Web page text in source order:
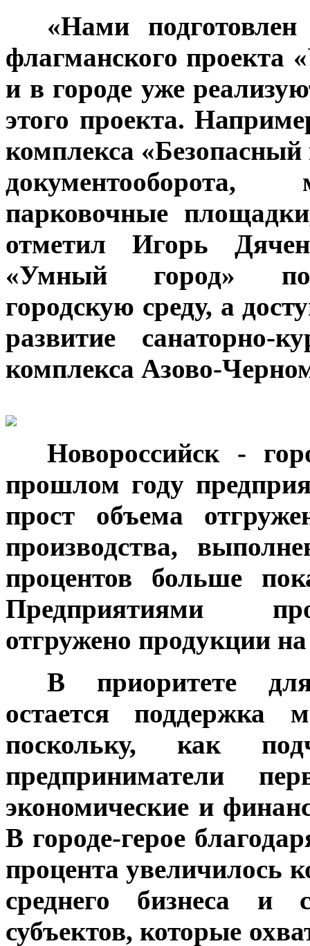
«Нами
флагманского проекта
и в городе уже
этого проекта.
комплекса «Безопасный
парковочные
отметил Игорь
«Умный город»
городскую среду, а
развитие санаторно-
комплекса Азово-
Новороссийск -
прошлом году
прост объема
производства,
процентов больше
Предприятиями
отгружено продукции
В приоритете
остается поддержка
поскольку, как
предприниматели
экономические и
В городе-герое
процента увеличилось
среднего бизнеса и
субъектов, которые